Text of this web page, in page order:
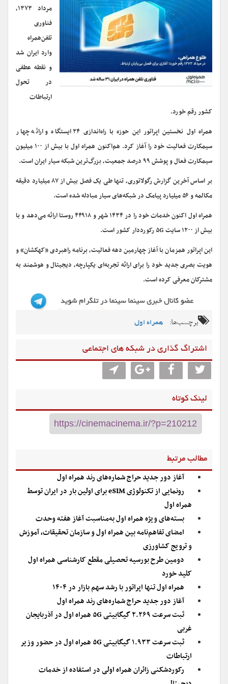
مرداد ۱۳۷۳،
فناوری
تلفن‌همراه
وارد ایران شد
و نقطه عطفی
در تحول
ارتباطات
کشور رقم خورد.
همراه اول نخستین اپراتور این حوزه با راه‌اندازی ۲۴ ایستگاه و ارائه چهار
سیمکارت فعالیت خود را آغاز کرد. هم‌اکنون همراه اول با بیش از ۱۰۰ میلیون
سیمکارت فعال و پوشش ۹۹ درصد جمعیت، بزرگ‌ترین شبکه سیار ایران است.
بر اساس آخرین گزارش رگولاتوری، تنها طی یک فصل بیش از ۸۷ میلیارد دقیقه
مکالمه و ۵۶ میلیارد پیامک در شبکه‌های سیار مبادله شده است.
همراه اول اکنون خدمات خود را در ۱۴۳۴ شهر و ۴۴۹۱۸ روستا ارائه می‌دهد و با
بیش از ۱۲۰۰ سایت ۵G رکورددار کشور است.
این اپراتور همزمان با آغاز چهارمین دهه فعالیت، برنامه راهبردی «کهکشان» و
هویت بصری جدید خود را برای ارائه تجربه‌ای یکپارچه، دیجیتال و هوشمند به
مشترکان معرفی کرده است.
برچسب‌ها: همراه اول
اشتراگ گذاری در شبکه های اجتماعی
لینک کوتاه
مطالب مرتبط
آغاز دور جدید حراج شماره‌های رند همراه اول
رونمایی از تکنولوژی eSIM برای اولین بار در ایران توسط
همراه اول
بسته‌های ویژه همراه اول به‌مناسبت آغاز هفته وحدت
امضای تفاهم‌نامه بین‌ همراه اول و سازمان تحقیقات، آموزش
و ترویج کشاورزی
دومین طرح بورسیه تحصیلی مقطع کارشناسی همراه اول
کلید خورد
همراه اول تنها اپراتور با رشد سهم بازار در ۱۴۰۴
آغاز دور جدید حراج شماره‌های رند همراه اول
ثبت سرعت ۲.۲۶۹ گیگابیتی ۵G همراه اول در آذربایجان
غربی
ثبت سرعت ۱.۹۳۳ گیگابیتی ۵G همراه اول در حضور وزیر
ارتباطات
رکوردشکنی زائران همراه اولی در استفاده از خدمات